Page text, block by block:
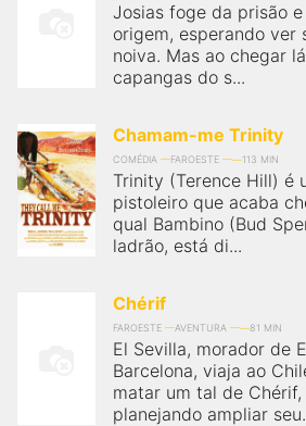
Josias foge da prisão
origem, esperando ver
noiva. Mas ao chegar
capangas do s...
Chamam-me Trinity
COMÉDIA FAROESTE 113 MIN
Trinity (Terence Hill) é
pistoleiro que acaba
qual Bambino (Bud
ladrão, está di...
Chérif
FAROESTE AVENTURA 81 MIN
El Sevilla, morador de
Barcelona, viaja ao
matar um tal de
planejando ampliar